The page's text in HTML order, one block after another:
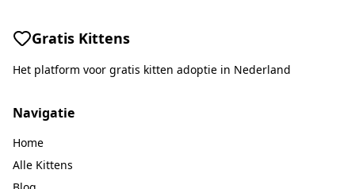
Gratis Kittens
Het platform voor gratis kitten adoptie in Nederland
Navigatie
Home
Alle Kittens